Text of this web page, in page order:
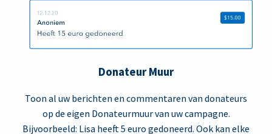
Donateur Muur
Toon al uw berichten en commentaren van donateurs
op de eigen Donateurmuur van uw campagne.
Bijvoorbeeld: Lisa heeft 5 euro gedoneerd. Ook kan elke